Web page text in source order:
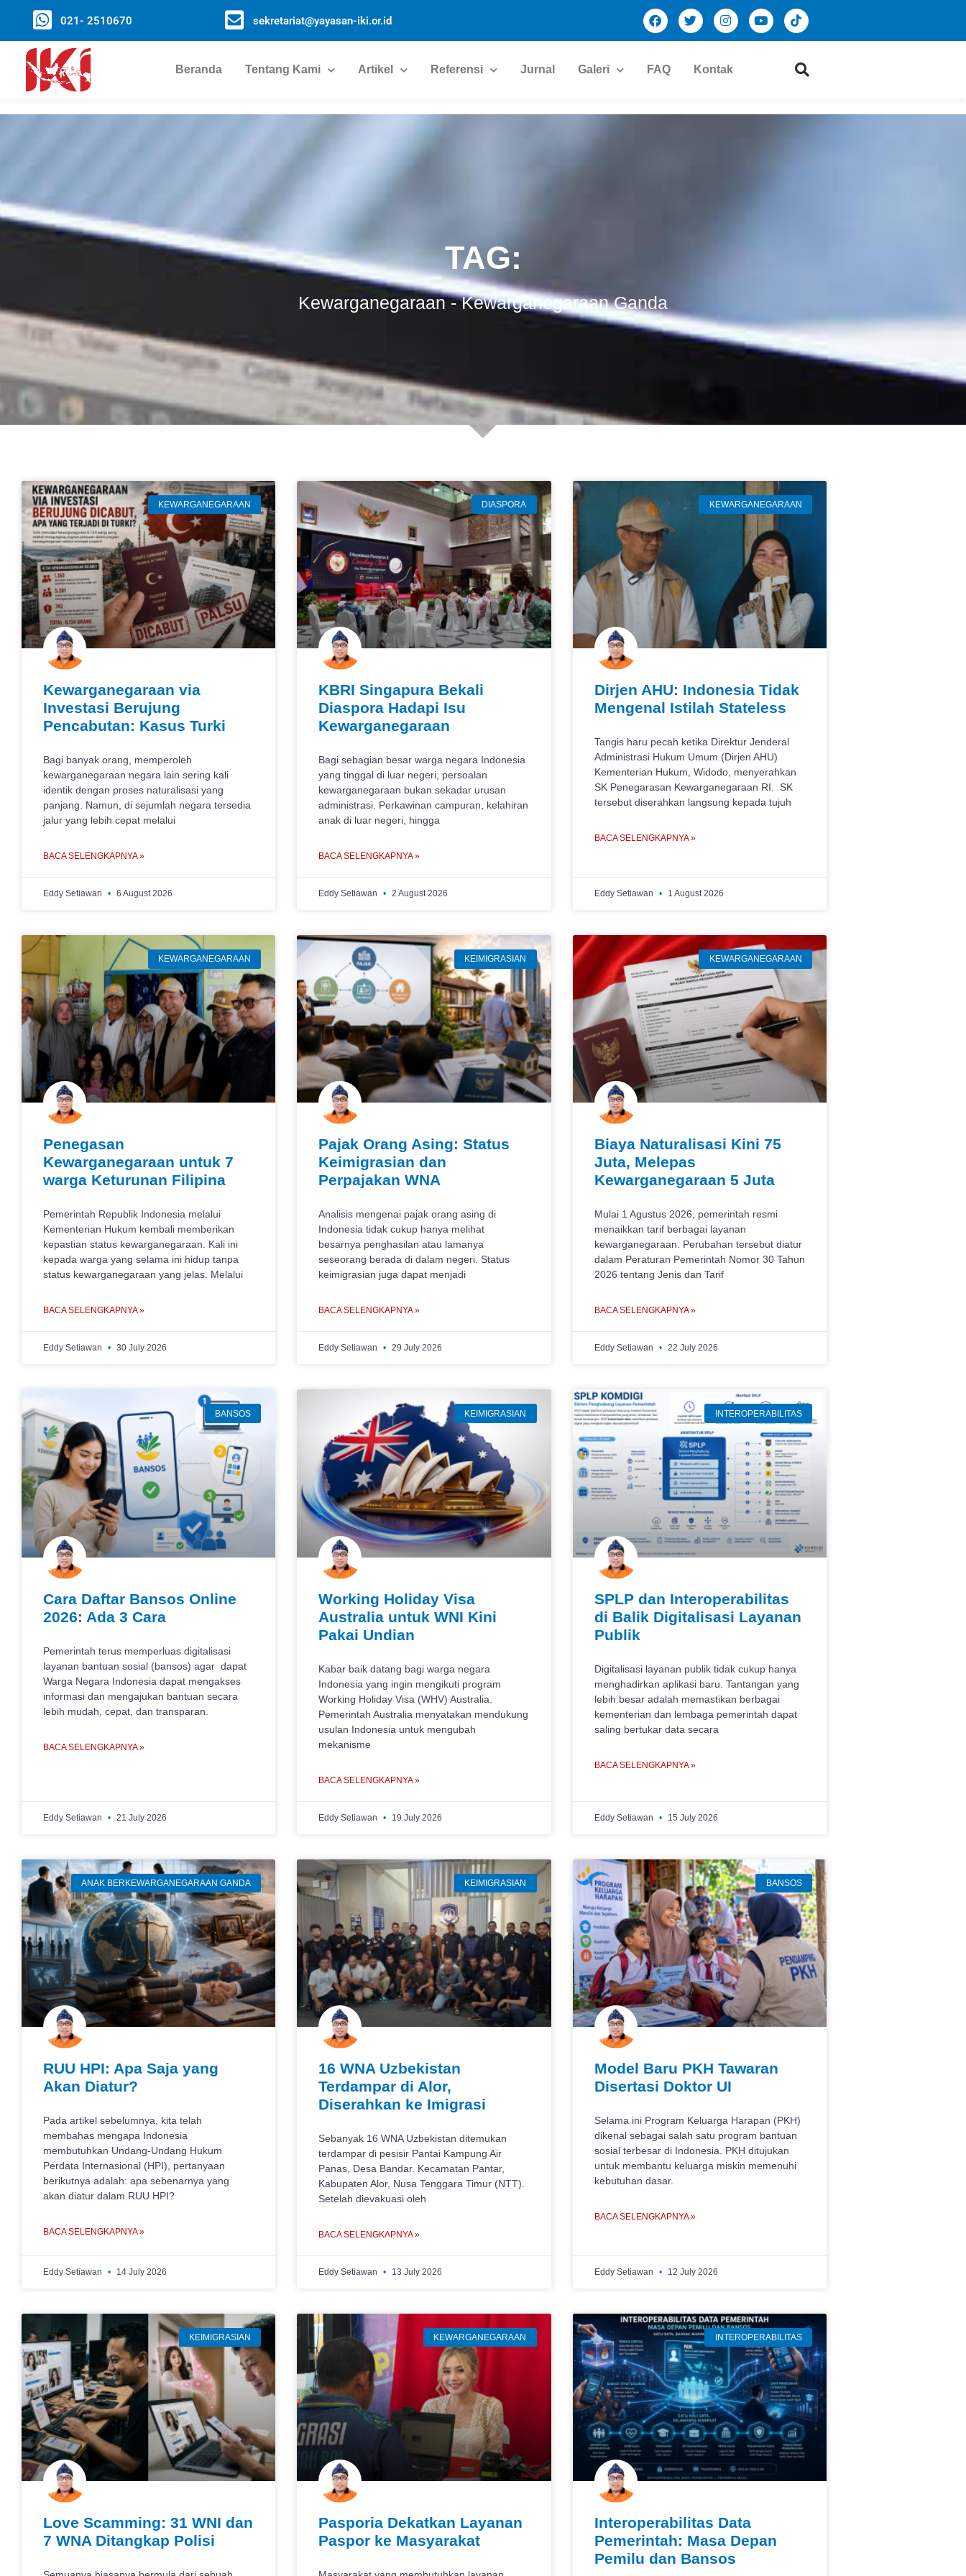
021- 2510670 sekretariat@yayasan-iki.or.id
Beranda Tentang Kami Artikel Referensi Jurnal Galeri FAQ Kontak
TAG:
Kewarganegaraan-Kewarganegaraan Ganda
KEWARGANEGARAAN
Kewarganegaraan via
Investasi Berujung
Pencabutan: Kasus Turki
Bagi banyak orang, memperoleh
kewarganegaraan negara lain sering kali
identik dengan proses naturalisasi yang
panjang. Namun, di sejumlah negara tersedia
jalur yang lebih cepat melalui
BACA SELENGKAPNYA »
Eddy Setiawan 6 August 2026
DIASPORA
KBRI Singapura Bekali
Diaspora Hadapi Isu
Kewarganegaraan
Bagi sebagian besar warga negara Indonesia
yang tinggal di luar negeri, persoalan
kewarganegaraan bukan sekadar urusan
administrasi. Perkawinan campuran, kelahiran
anak di luar negeri, hingga
BACA SELENGKAPNYA »
Eddy Setiawan 2 August 2026
KEWARGANEGARAAN
Dirjen AHU: Indonesia Tidak
Mengenal Istilah Stateless
Tangis haru pecah ketika Direktur Jenderal
Administrasi Hukum Umum (Dirjen AHU)
Kementerian Hukum, Widodo, menyerahkan
SK Penegarasan Kewarganegaraan RI. SK
tersebut diserahkan langsung kepada tujuh
BACA SELENGKAPNYA »
Eddy Setiawan 1 August 2026
KEWARGANEGARAAN
Penegasan
Kewarganegaraan untuk 7
warga Keturunan Filipina
Pemerintah Republik Indonesia melalui
Kementerian Hukum kembali memberikan
kepastian status kewarganegaraan. Kali ini
kepada warga yang selama ini hidup tanpa
status kewarganegaraan yang jelas. Melalui
BACA SELENGKAPNYA »
Eddy Setiawan 30 July 2026
KEIMIGRASIAN
Pajak Orang Asing: Status
Keimigrasian dan
Perpajakan WNA
Analisis mengenai pajak orang asing di
Indonesia tidak cukup hanya melihat
besarnya penghasilan atau lamanya
seseorang berada di dalam negeri. Status
keimigrasian juga dapat menjadi
BACA SELENGKAPNYA »
Eddy Setiawan 29 July 2026
KEWARGANEGARAAN
Biaya Naturalisasi Kini 75
Juta, Melepas
Kewarganegaraan 5 Juta
Mulai 1 Agustus 2026, pemerintah resmi
menaikkan tarif berbagai layanan
kewarganegaraan. Perubahan tersebut diatur
dalam Peraturan Pemerintah Nomor 30 Tahun
2026 tentang Jenis dan Tarif
BACA SELENGKAPNYA »
Eddy Setiawan 22 July 2026
BANSOS
Cara Daftar Bansos Online
2026: Ada 3 Cara
Pemerintah terus memperluas digitalisasi
layanan bantuan sosial (bansos) agar dapat
Warga Negara Indonesia dapat mengakses
informasi dan mengajukan bantuan secara
lebih mudah, cepat, dan transparan.
BACA SELENGKAPNYA »
Eddy Setiawan 21 July 2026
KEIMIGRASIAN
Working Holiday Visa
Australia untuk WNI Kini
Pakai Undian
Kabar baik datang bagi warga negara
Indonesia yang ingin mengikuti program
Working Holiday Visa (WHV) Australia.
Pemerintah Australia menyatakan mendukung
usulan Indonesia untuk mengubah
mekanisme
BACA SELENGKAPNYA »
Eddy Setiawan 19 July 2026
INTEROPERABILITAS
SPLP dan Interoperabilitas
di Balik Digitalisasi Layanan
Publik
Digitalisasi layanan publik tidak cukup hanya
menghadirkan aplikasi baru. Tantangan yang
lebih besar adalah memastikan berbagai
kementerian dan lembaga pemerintah dapat
saling bertukar data secara
BACA SELENGKAPNYA »
Eddy Setiawan 15 July 2026
ANAK BERKEWARGANEGARAAN GANDA
RUU HPI: Apa Saja yang
Akan Diatur?
Pada artikel sebelumnya, kita telah
membahas mengapa Indonesia
membutuhkan Undang-Undang Hukum
Perdata Internasional (HPI), pertanyaan
berikutnya adalah: apa sebenarnya yang
akan diatur dalam RUU HPI?
BACA SELENGKAPNYA »
Eddy Setiawan 14 July 2026
KEIMIGRASIAN
16 WNA Uzbekistan
Terdampar di Alor,
Diserahkan ke Imigrasi
Sebanyak 16 WNA Uzbekistan ditemukan
terdampar di pesisir Pantai Kampung Air
Panas, Desa Bandar. Kecamatan Pantar,
Kabupaten Alor, Nusa Tenggara Timur (NTT).
Setelah dievakuasi oleh
BACA SELENGKAPNYA »
Eddy Setiawan 13 July 2026
BANSOS
Model Baru PKH Tawaran
Disertasi Doktor UI
Selama ini Program Keluarga Harapan (PKH)
dikenal sebagai salah satu program bantuan
sosial terbesar di Indonesia. PKH ditujukan
untuk membantu keluarga miskin memenuhi
kebutuhan dasar.
BACA SELENGKAPNYA »
Eddy Setiawan 12 July 2026
KEIMIGRASIAN
Love Scamming: 31 WNI dan
7 WNA Ditangkap Polisi
KEWARGANEGARAAN
Pasporia Dekatkan Layanan
Paspor ke Masyarakat
INTEROPERABILITAS
Interoperabilitas Data
Pemerintah: Masa Depan
Pemilu dan Bansos